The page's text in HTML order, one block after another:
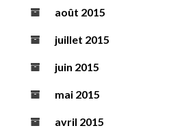
août 2015
juillet 2015
juin 2015
mai 2015
avril 2015